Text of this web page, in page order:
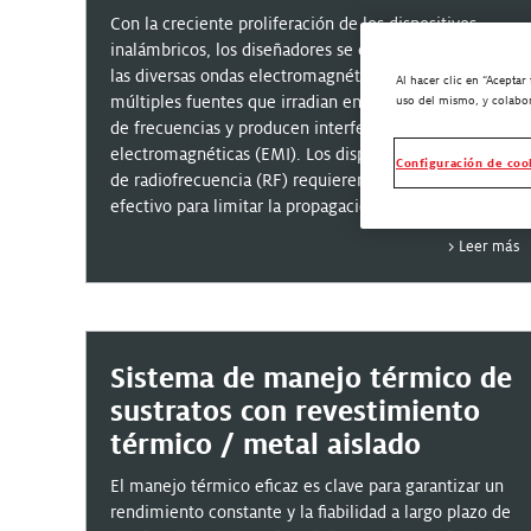
Con la creciente proliferación de los dispositivos
inalámbricos, los diseñadores se enfrentan al reto de
las diversas ondas electromagnéticas procedentes de
múltiples fuentes que irradian en el mismo espectro
de frecuencias y producen interferencias
electromagnéticas (EMI). Los dispositivos emisores
de radiofrecuencia (RF) requieren un aislamiento
efectivo para limitar la propagación de sus
interferencias a los componentes vecinos, a fin de
rendimiento.
A medida que los productos electrónicos avanzan
velocidades más elevadas, estos desafíos cobran
blindaje convencionales presentan limitaciones
funcionales y operativas. Para abordar este reto, la
jaula de Faraday se aplica directamente a nivel del
paquete.
Este seminario web tratará sobre los últimos
ensayo y rendimiento de Henkel...
Leer más
Sistema de manejo térmico de
sustratos con revestimiento
térmico / metal aislado
El manejo térmico eficaz es clave para garantizar un
rendimiento constante y la fiabilidad a largo plazo de
Al hacer clic en
uso del mismo, y
Configuración de